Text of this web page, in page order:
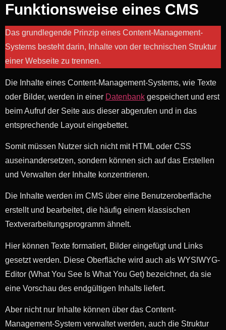
Funktionsweise eines CMS
Das grundlegende Prinzip eines Content-Management-
Systems besteht darin, Inhalte von der technischen Struktur
einer Webseite zu trennen.
Die Inhalte eines Content-Management-Systems, wie Texte
oder Bilder, werden in einer Datenbank gespeichert und erst
beim Aufruf der Seite aus dieser abgerufen und in das
entsprechende Layout eingebettet.
Somit müssen Nutzer sich nicht mit HTML oder CSS
auseinandersetzen, sondern können sich auf das Erstellen
und Verwalten der Inhalte konzentrieren.
Die Inhalte werden im CMS über eine Benutzeroberfläche
erstellt und bearbeitet, die häufig einem klassischen
Textverarbeitungsprogramm ähnelt.
Hier können Texte formatiert, Bilder eingefügt und Links
gesetzt werden. Diese Oberfläche wird auch als WYSIWYG-
Editor (What You See Is What You Get) bezeichnet, da sie
eine Vorschau des endgültigen Inhalts liefert.
Aber nicht nur Inhalte können über das Content-
Management-System verwaltet werden, auch die Struktur